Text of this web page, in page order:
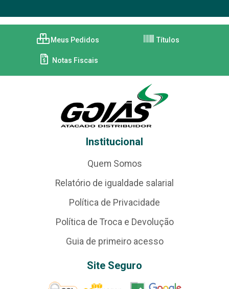
Meus Pedidos Títulos
Notas Fiscais
Institucional
Quem Somos
Relatório de igualdade salarial
Política de Privacidade
Política de Troca e Devolução
Guia de primeiro acesso
Site Seguro